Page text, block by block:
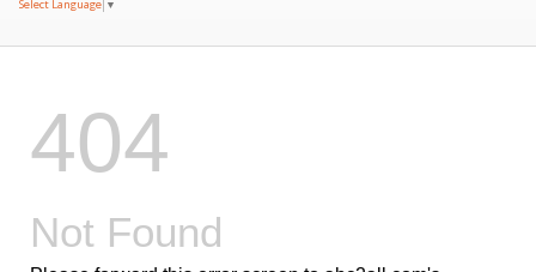
Select Language ▼